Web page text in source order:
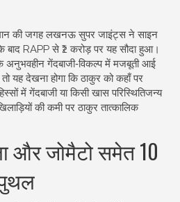
खान की जगह लखनऊ सुपर जाइंट्स ने साइन
बाद RAPP से ₹2 करोड़ पर यह सौदा हुआ।
गेंदबाजी‑विकल्प में मजबूती आई
देखना होगा कि ठाकुर को कहाँ पर
में गेंदबाजी या किसी खास परिस्थितिजन्य
की कमी पर ठाकुर तात्कालिक
और जोमैटो समेत 10